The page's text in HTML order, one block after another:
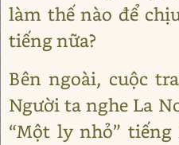
làm thế nào để
tiếng nữa?
Bên ngoài, cuộc
Người ta nghe La
“Một ly nhỏ” tiếng